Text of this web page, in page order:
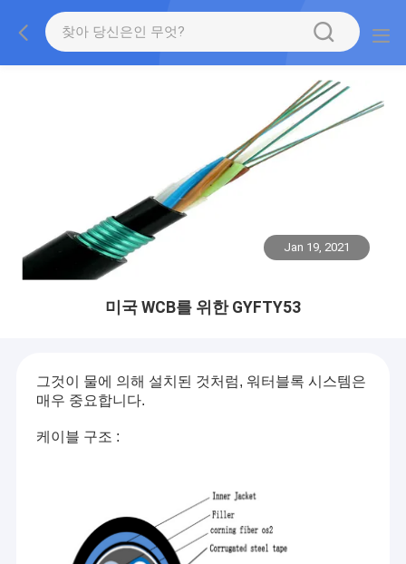
Jan 19, 2021
미국 WCB를 위한 GYFTY53
그것이 물에 의해 설치된 것처럼, 워터블록 시스템은
매우 중요합니다.
케이블 구조 :